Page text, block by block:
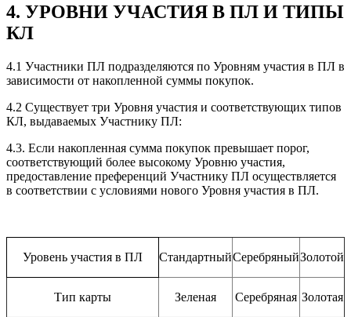
4. УРОВНИ УЧАСТИЯ В ПЛ И ТИПЫ
КЛ
4.1 Участники ПЛ подразделяются по Уровням участия в ПЛ в
зависимости от накопленной суммы покупок.
4.2 Существует три Уровня участия и соответствующих типов
КЛ, выдаваемых Участнику ПЛ:
4.3. Если накопленная сумма покупок превышает порог,
соответствующий более высокому Уровню участия,
предоставление преференций Участнику ПЛ осуществляется
в соответствии с условиями нового Уровня участия в ПЛ.
Уровень участия в ПЛ СтандартныйСеребряныйЗолотой
Тип карты Зеленая Серебряная Золотая